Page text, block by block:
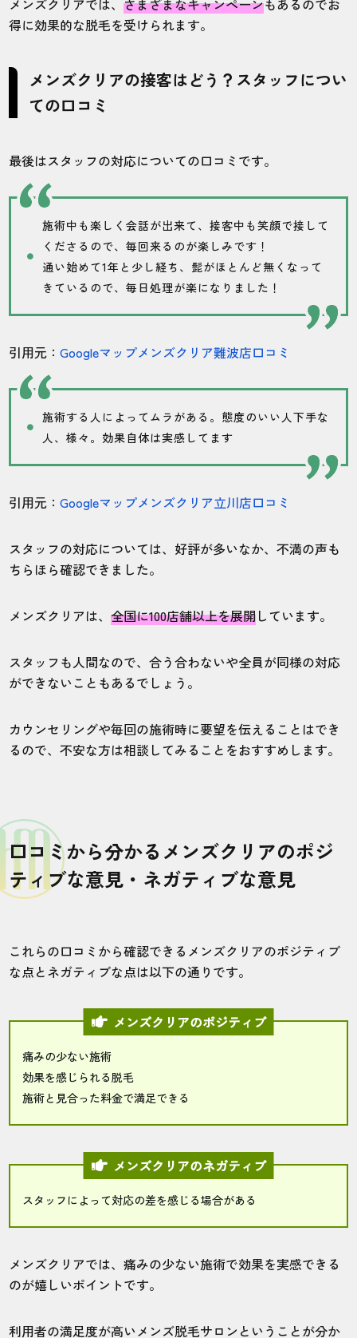
得に効果的な脱毛を受けられます。
メンズクリアの接客はどう？スタッフについ
ての口コミ
最後はスタッフの対応についての口コミです。
施術中も楽しく会話が出来て、接客中も笑顔で接して
くださるので、毎回来るのが楽しみです！
通い始めて1年と少し経ち、髭がほとんど無くなって
きているので、毎日処理が楽になりました！
引用元：Googleマップメンズクリア難波店口コミ
施術する人によってムラがある。態度のいい人下手な
人、様々。効果自体は実感してます
引用元：Googleマップメンズクリア立川店口コミ
スタッフの対応については、好評が多いなか、不満の声も
ちらほら確認できました。
メンズクリアは、全国に100店舗以上を展開しています。
スタッフも人間なので、合う合わないや全員が同様の対応
ができないこともあるでしょう。
カウンセリングや毎回の施術時に要望を伝えることはでき
るので、不安な方は相談してみることをおすすめします。
口コミから分かるメンズクリアのポジ
ティブな意見・ネガティブな意見
これらの口コミから確認できるメンズクリアのポジティブ
な点とネガティブな点は以下の通りです。
メンズクリアのポジティブ
痛みの少ない施術
効果を感じられる脱毛
施術と見合った料金で満足できる
メンズクリアのネガティブ
スタッフによって対応の差を感じる場合がある
メンズクリアでは、痛みの少ない施術で効果を実感できる
のが嬉しいポイントです。
利用者の満足度が高いメンズ脱毛サロンということが分か